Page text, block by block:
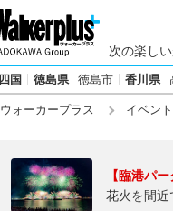
次の楽しい
四国 徳島県 徳島市 香川県
ウォーカープラス イベント
【臨港パ
花火を間近